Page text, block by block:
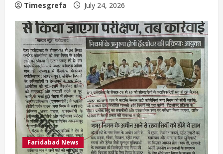
Timesgrefa July 24, 2026
Faridabad News